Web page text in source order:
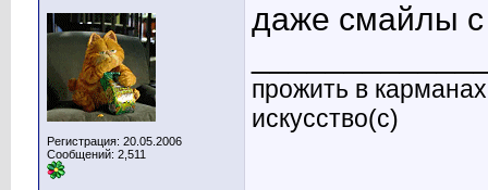
Регистрация: 20.05.2006
Сообщений: 2,511
даже смайлы с
прожить в
искусство(с)